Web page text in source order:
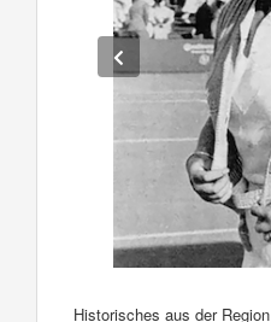
Historisches aus der